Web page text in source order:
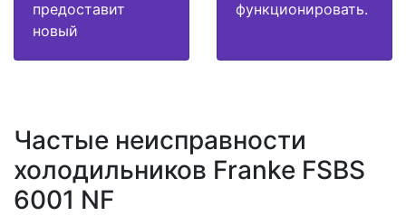
предоставит
новый
функционировать.
Частые неисправности
холодильников Franke FSBS
6001 NF